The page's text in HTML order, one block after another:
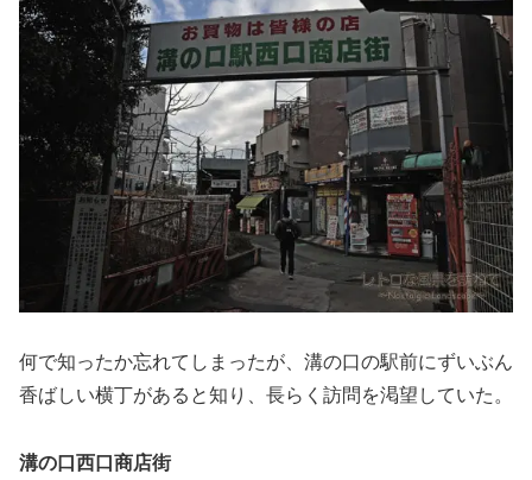
何で知ったか忘れてしまったが、溝の口の駅前にずいぶん
香ばしい横丁があると知り、長らく訪問を渇望していた。
溝の口西口商店街